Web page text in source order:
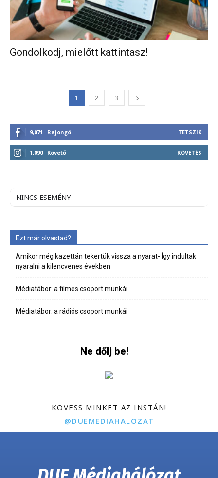
Gondolkodj, mielőtt kattintasz!
1 2 3
9,071 Rajongó TETSZIK
1,090 Követő KÖVETÉS
NINCS ESEMÉNY
Ezt már olvastad?
Amikor még kazettán tekertük vissza a nyarat- Így indultak
nyaralni a kilencvenes években
Médiatábor: a filmes csoport munkái
Médiatábor: a rádiós csoport munkái
Ne dőlj be!
KÖVESS MINKET AZ INSTÁN!
@DUEMEDIAHALOZAT